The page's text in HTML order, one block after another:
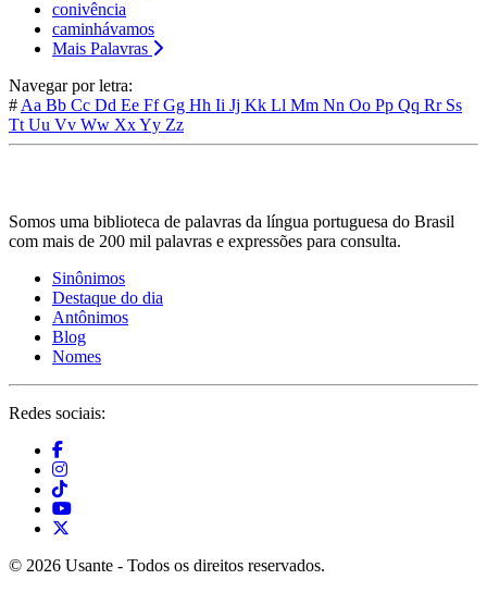
conivência
caminhávamos
Mais Palavras
Navegar por letra:
# Aa Bb Cc Dd Ee FfGg Hh Ii Jj Kk Ll Mm Nn Oo Pp Qq Rr Ss
Tt Uu Vv Ww XxYy Zz
Somos uma biblioteca de palavras da língua portuguesa do Brasil
com mais de 200 mil palavras e expressões para consulta.
Sinônimos
Destaque do dia
Antônimos
Blog
Nomes
Redes sociais:
© 2026 Usante - Todos os direitos reservados.